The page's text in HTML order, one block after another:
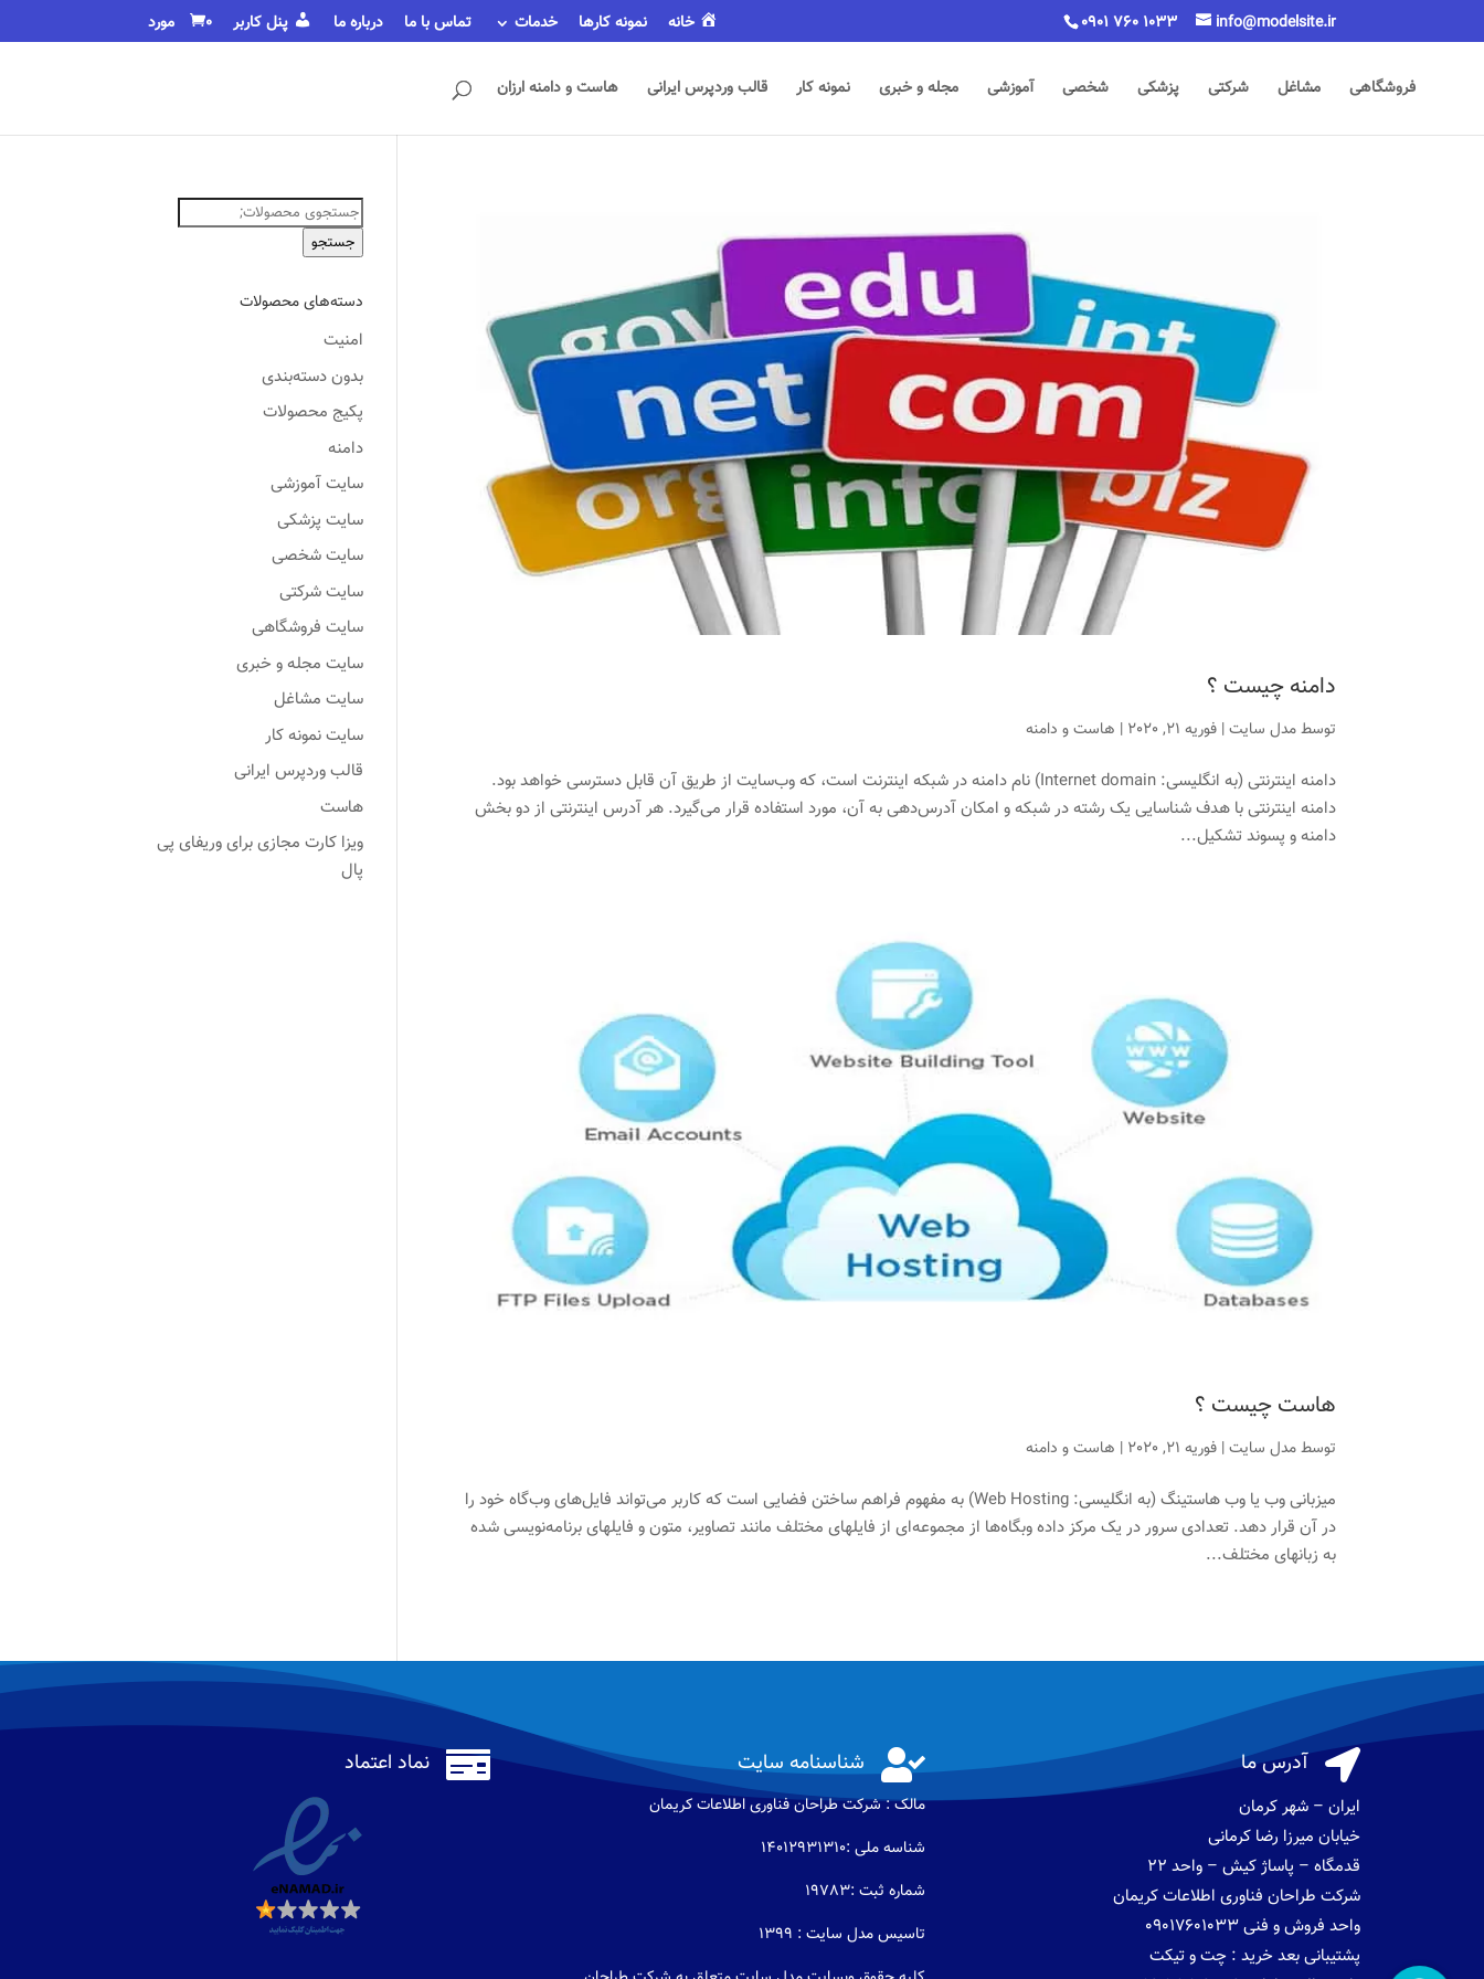
0901 760 1033 info@modelsite.ir خانه نمونه کارها خدمات تماس با ما درباره ما پنل کاربر 0 مورد
فروشگاهی مشاغل شرکتی پزشکی شخصی آموزشی مجله و خبری نمونه کار قالب وردپرس ایرانی هاست و دامنه ارزان
دامنه چیست ؟
توسطمدل سایت|فوریه 21, 2020 | هاست و دامنه
دامنه اینترنتی (به انگلیسی: Internet domain) نام دامنه در شبکه اینترنت است، که وب‌سایت از طریق آن قابل دسترسی خواهد بود.
دامنه اینترنتی با هدف شناسایی یک رشته در شبکه و امکان آدرس‌دهی به آن، مورد استفاده قرار می‌گیرد. هر آدرس اینترنتی از دو بخش
دامنه و پسوند تشکیل...
هاست چیست ؟
توسطمدل سایت|فوریه 21, 2020 | هاست و دامنه
میزبانی وب یا وب هاستینگ (به انگلیسی: Web Hosting) به مفهوم فراهم ساختن فضایی است که کاربر می‌تواند فایل‌های وب‌گاه خود را
در آن قرار دهد. تعدادی سرور در یک مرکز داده وبگاه‌ها از مجموعه‌ای از فایلهای مختلف مانند تصاویر، متون و فایلهای برنامه‌نویسی شده
به زبانهای مختلف...
جستجو
برای:
جستجو
دسته‌های محصولات
امنیت
بدون دسته‌بندی
پکیج محصولات
دامنه
سایت آموزشی
سایت پزشکی
سایت شخصی
سایت شرکتی
سایت فروشگاهی
سایت مجله و خبری
سایت مشاغل
سایت نمونه کار
قالب وردپرس ایرانی
هاست
ویزا کارت مجازی برای وریفای پی
پال
 نماد اعتماد  شناسنامه سایت
مالک : شرکت طراحان فناوری اطلاعات كريمان
شناسه ملی :14012931310
شماره ثبت :19783
تاسیس مدل سایت : 1399
 آدرس ما
ایران – شهر کرمان
خیابان میرزا رضا کرمانی
قدمگاه – پاساژ کیش – واحد 22
شرکت طراحان فناوری اطلاعات کریمان
واحد فروش و فنی 09017601033
پشتیبانی بعد خرید : چت و تیکت